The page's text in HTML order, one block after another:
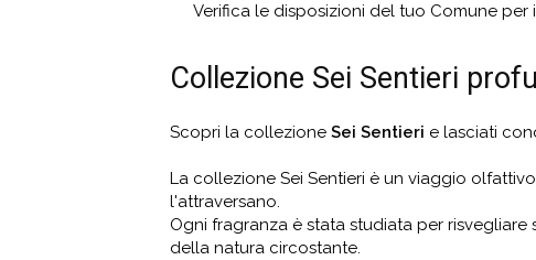
Verifica le disposizioni del tuo Comune
Collezione Sei Sentieri
Scopri la collezione Sei Sentieri e lasciati
La collezione Sei Sentieri è un viaggio
l'attraversano.
Ogni fragranza è stata studiata per
della natura circostante.